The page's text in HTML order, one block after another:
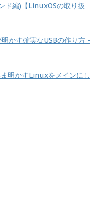
ド編)【LinuxOSの取り扱
かす確実なUSBの作り方 -
明かすLinuxをメインにし